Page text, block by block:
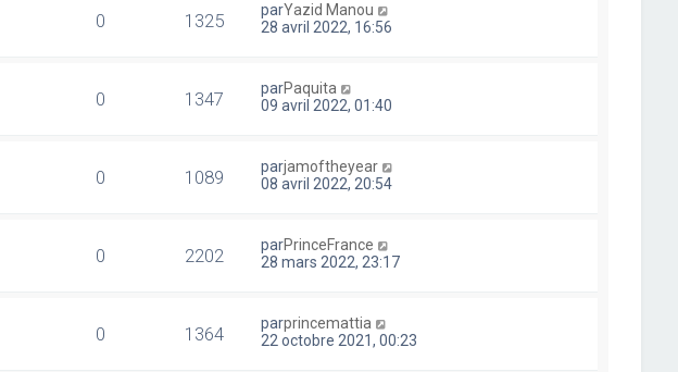
0 1325 parYazid Manou
28 avril 2022, 16:56
0 1347 parPaquita
09 avril 2022, 01:40
0 1089 parjamoftheyear
08 avril 2022, 20:54
0 2202 parPrinceFrance
28 mars 2022, 23:17
0 1364 parprincemattia
22 octobre 2021, 00:23